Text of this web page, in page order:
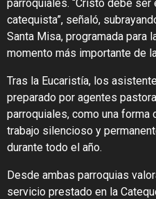
parroquiales. “Cristo debe
catequista”, señaló,
Santa Misa, programada para
momento más importante de
Tras la Eucaristía, los
preparado por agentes
parroquiales, como una forma
trabajo silencioso y
durante todo el año.
Desde ambas parroquias
servicio prestado en la